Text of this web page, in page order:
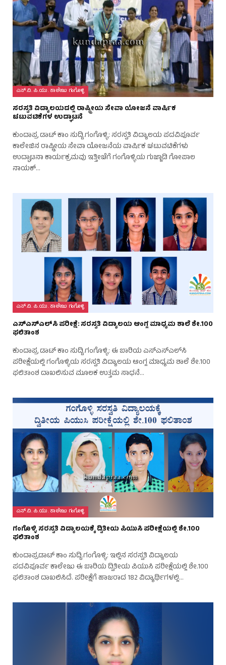
ಎಸ್.ವಿ. ಪಿ.ಯು. ಕಾಲೇಜು ಗಂಗೊಳ್ಳಿ
ಸರಸ್ವತಿ ವಿದ್ಯಾಲಯದಲ್ಲಿ ರಾಷ್ಟ್ರೀಯ ಸೇವಾ ಯೋಜನೆ ವಾರ್ಷಿಕ
ಚಟುವಟಿಕೆಗಳ ಉದ್ಘಾಟನೆ
ಕುಂದಾಪ್ರ ಡಾಟ್ ಕಾಂ ಸುದ್ದಿ.ಗಂಗೊಳ್ಳಿ: ಸರಸ್ವತಿ ವಿದ್ಯಾಲಯ ಪದವಿಪೂರ್ವ
ಕಾಲೇಜಿನ ರಾಷ್ಟ್ರೀಯ ಸೇವಾ ಯೋಜನೆಯ ವಾರ್ಷಿಕ ಚಟುವಟಿಕೆಗಳು
ಉದ್ಘಾಟನಾ ಕಾರ್ಯಕ್ರಮವು ಇತ್ತೀಚೆಗೆ ಗಂಗೊಳ್ಳಿಯ ಗುಜ್ಜಾಡಿ ಗೋಪಾಲ
ನಾಯಕ್…
ಎಸ್.ವಿ. ಪಿ.ಯು. ಕಾಲೇಜು ಗಂಗೊಳ್ಳಿ
ಎಸ್‌ಎಸ್‌ಎಲ್‌ಸಿ ಪರೀಕ್ಷೆ: ಸರಸ್ವತಿ ವಿದ್ಯಾಲಯ ಆಂಗ್ಲ ಮಾಧ್ಯಮ ಶಾಲೆ ಶೇ.100
ಫಲಿತಾಂಶ
ಕುಂದಾಪ್ರ ಡಾಟ್ ಕಾಂ ಸುದ್ದಿ.ಗಂಗೊಳ್ಳಿ: ಈ ಬಾರಿಯ ಎಸ್‌ಎಸ್‌ಎಲ್‌ಸಿ
ಪರೀಕ್ಷೆಯಲ್ಲಿ ಗಂಗೊಳ್ಳಿಯ ಸರಸ್ವತಿ ವಿದ್ಯಾಲಯ ಆಂಗ್ಲ ಮಾಧ್ಯಮ ಶಾಲೆ ಶೇ.100
ಫಲಿತಾಂಶ ದಾಖಲಿಸುವ ಮೂಲಕ ಉತ್ತಮ ಸಾಧನೆ…
ಎಸ್.ವಿ. ಪಿ.ಯು. ಕಾಲೇಜು ಗಂಗೊಳ್ಳಿ
ಗಂಗೊಳ್ಳಿ ಸರಸ್ವತಿ ವಿದ್ಯಾಲಯಕ್ಕೆ ದ್ವಿತೀಯ ಪಿಯುಸಿ ಪರೀಕ್ಷೆಯಲ್ಲಿ ಶೇ.100
ಫಲಿತಾಂಶ
ಕುಂದಾಪ್ರಡಾಟ್ ಕಾಂ ಸುದ್ದಿ.ಗಂಗೊಳ್ಳಿ: ಇಲ್ಲಿನ ಸರಸ್ವತಿ ವಿದ್ಯಾಲಯ
ಪದವಿಪೂರ್ವ ಕಾಲೇಜು ಈ ಬಾರಿಯ ದ್ವಿತೀಯ ಪಿಯುಸಿ ಪರೀಕ್ಷೆಯಲ್ಲಿ ಶೇ.100
ಫಲಿತಾಂಶ ದಾಖಲಿಸಿದೆ. ಪರೀಕ್ಷೆಗೆ ಹಾಜರಾದ 182 ವಿದ್ಯಾರ್ಥಿಗಳಲ್ಲಿ…